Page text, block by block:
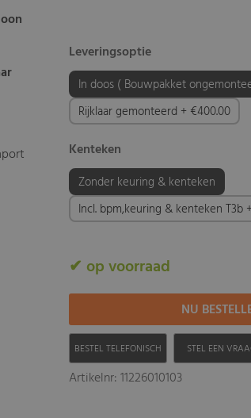
Leveringsoptie
In doos ( Bouwpakket
Rijklaar gemonteerd + €400.00
Kenteken
Zonder keuring & kenteken
Incl. bpm,keuring & kenteken T3b
✔ op voorraad
BESTEL TELEFONISCH STEL EEN
Artikelnr: 11226010103